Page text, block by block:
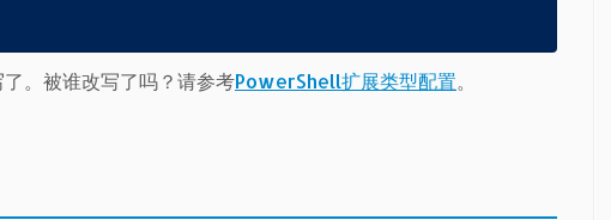
。被谁改写了吗？请参考PowerShell扩展类型配置。